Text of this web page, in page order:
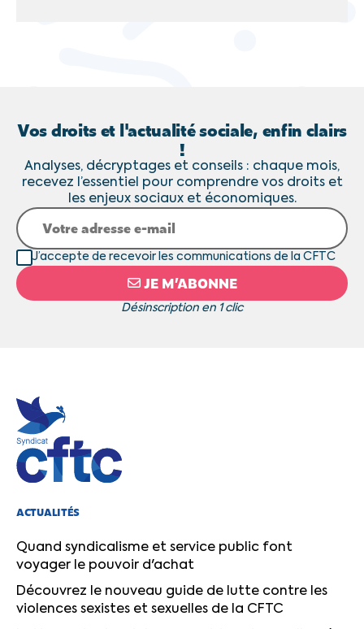
Vos droits et l'actualité sociale, enfin clairs
!
Analyses, décryptages et conseils : chaque mois,
recevez l’essentiel pour comprendre vos droits et
les enjeux sociaux et économiques.
JE M’ABONNE
Désinscription en 1 clic
J’accepte de recevoir les communications de la CFTC
ACTUALITÉS
Quand syndicalisme et service public font
voyager le pouvoir d'achat
Découvrez le nouveau guide de lutte contre les
violences sexistes et sexuelles de la CFTC